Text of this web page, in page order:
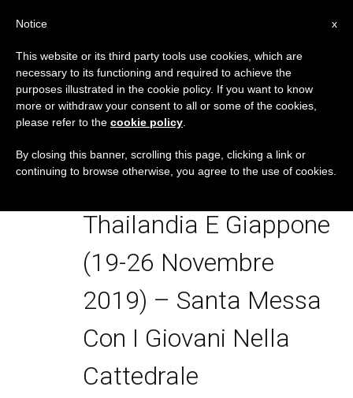
TAG
Posts Tagged ‘Viaggio
Apostolico Di Sua
Santità Francesco In
Thailandia E Giappone
(19-26 Novembre
2019) – Santa Messa
Con I Giovani Nella
Cattedrale
x
Notice
This website or its third party tools use cookies, which are
necessary to its functioning and required to achieve the
purposes illustrated in the cookie policy. If you want to know
more or withdraw your consent to all or some of the cookies,
please refer to the cookie policy
By closing this banner, scrolling this page, clicking a link or
continuing to browse otherwise, you agree to the use of cookies.